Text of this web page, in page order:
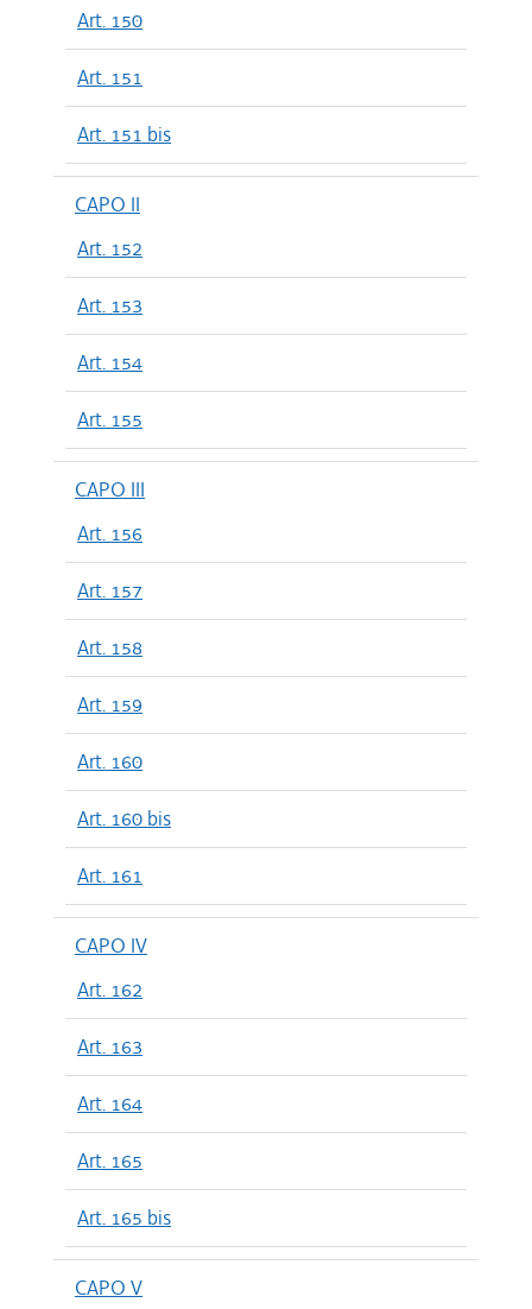
Art. 150
Art. 151
Art. 151 bis
CAPO II
Art. 152
Art. 153
Art. 154
Art. 155
CAPO III
Art. 156
Art. 157
Art. 158
Art. 159
Art. 160
Art. 160 bis
Art. 161
CAPO IV
Art. 162
Art. 163
Art. 164
Art. 165
Art. 165 bis
CAPO V